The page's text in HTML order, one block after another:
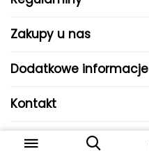
Zakupy u nas
Dodatkowe informacje
Kontakt
© 2024 MHS Sp. z o.o..